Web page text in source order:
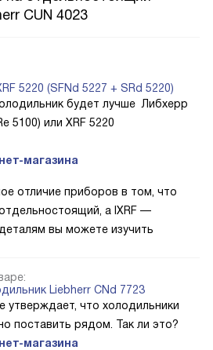
CUN 4023
5220 (SFNd 5227 + SRd 5220)
будет лучше Либхерр
5100) или XRF 5220
магазина
отличие приборов в том, что
а IXRF —
вы можете изучить
Liebherr CNd 7723
утверждает, что холодильники
поставить рядом. Так ли это?
магазина